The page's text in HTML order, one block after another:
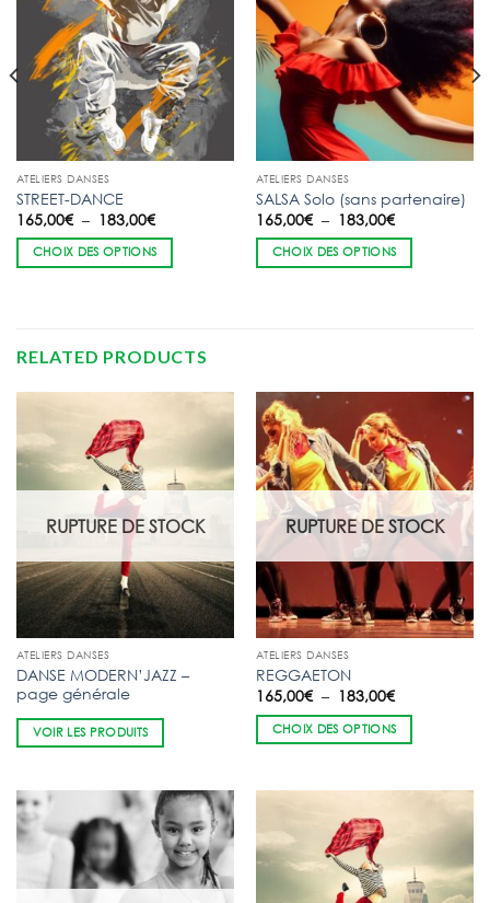
ATELIERS DANSES
STREET-DANCE
165,00€ – 183,00€Plage
de
prix :
165,00€
à
CHOIX DES OPTIONS
ATELIERS DANSES
SALSA Solo (sans partenaire)
165,00€ – 183,00€Plage
de
prix :
165,00€
à
CHOIX DES OPTIONS
RELATED PRODUCTS
RUPTURE DE STOCK
ATELIERS DANSES
DANSE MODERN’JAZZ –
page générale
VOIR LES PRODUITS
RUPTURE DE STOCK
ATELIERS DANSES
REGGAETON
165,00€ – 183,00€Plage
de
prix :
165,00€
à
CHOIX DES OPTIONS